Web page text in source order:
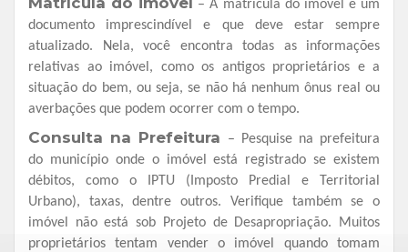
– A matrícula do imóvel é um
documento imprescindível e que deve estar sempre
atualizado. Nela, você encontra todas as informações
relativas ao imóvel, como os antigos proprietários e a
situação do bem, ou seja, se não há nenhum ônus real ou
averbações que podem ocorrer com o tempo.
Consulta na Prefeitura – Pesquise na prefeitura
do município onde o imóvel está registrado se existem
débitos, como o IPTU (Imposto Predial e Territorial
Urbano), taxas, dentre outros. Verifique também se o
imóvel não está sob Projeto de Desapropriação. Muitos
proprietários tentam vender o imóvel quando tomam